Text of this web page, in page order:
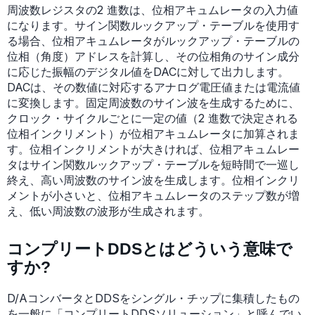
周波数レジスタの2 進数は、位相アキュムレータの入力値
になります。サイン関数ルックアップ・テーブルを使用す
る場合、位相アキュムレータがルックアップ・テーブルの
位相（角度）アドレスを計算し、その位相角のサイン成分
に応じた振幅のデジタル値をDACに対して出力します。
DACは、その数値に対応するアナログ電圧値または電流値
に変換します。固定周波数のサイン波を生成するために、
クロック・サイクルごとに一定の値（2 進数で決定される
位相インクリメント）が位相アキュムレータに加算されま
す。位相インクリメントが大きければ、位相アキュムレー
タはサイン関数ルックアップ・テーブルを短時間で一巡し
終え、高い周波数のサイン波を生成します。位相インクリ
メントが小さいと、位相アキュムレータのステップ数が増
え、低い周波数の波形が生成されます。
コンプリートDDSとはどういう意味で
すか?
D/AコンバータとDDSをシングル・チップに集積したもの